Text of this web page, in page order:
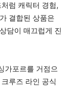
럼 캐릭터 경험,
결합된 상품은
담이 매끄럽게 진
가포르를 거점으
루즈 라인 공식